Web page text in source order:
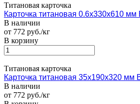
Титановая карточка
Карточка титановая 0.6х330х610 мм
В наличии
от 772 руб./кг
В корзину
Титановая карточка
Карточка титановая 35х190х320 мм
В наличии
от 772 руб./кг